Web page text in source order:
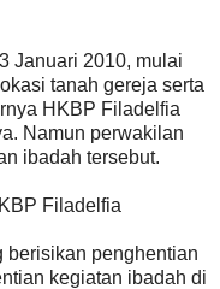
Januari 2010, mulai
tanah gereja serta
HKBP Filadelfia
Namun perwakilan
ibadah tersebut.
Filadelfia
berisikan penghentian
kegiatan ibadah di